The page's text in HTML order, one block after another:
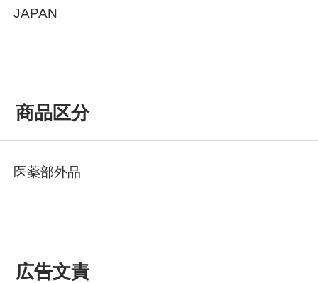
JAPAN
商品区分
医薬部外品
広告文責